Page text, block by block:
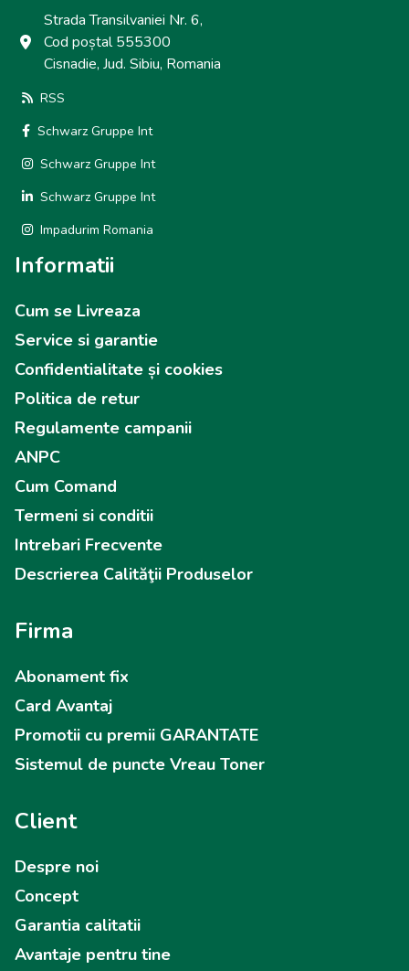
Strada Transilvaniei Nr. 6,
Cod poștal 555300
Cisnadie, Jud. Sibiu, Romania
RSS
Schwarz Gruppe Int
Schwarz Gruppe Int
Schwarz Gruppe Int
Impadurim Romania
Informatii
Cum se Livreaza
Service si garantie
Confidentialitate și cookies
Politica de retur
Regulamente campanii
ANPC
Cum Comand
Termeni si conditii
Intrebari Frecvente
Descrierea Calităţii Produselor
Firma
Abonament fix
Card Avantaj
Promotii cu premii GARANTATE
Sistemul de puncte Vreau Toner
Client
Despre noi
Concept
Garantia calitatii
Avantaje pentru tine